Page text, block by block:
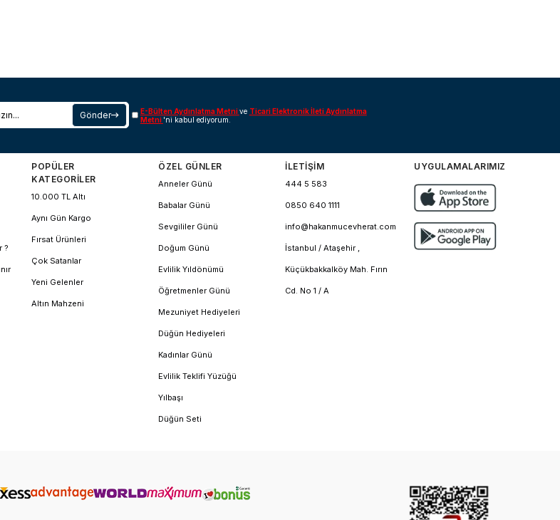
Gönder E-Bülten Aydınlatma Metnive Ticari Elektronik İleti Aydınlatma
Metni 'ni kabul ediyorum.
?
POPÜLER
KATEGORİLER
10.000 TL Altı
Aynı Gün Kargo
Fırsat Ürünleri
Çok Satanlar
Yeni Gelenler
Altın Mahzeni
ÖZEL GÜNLER
Anneler Günü
Babalar Günü
Sevgililer Günü
Doğum Günü
Evlilik Yıldönümü
Öğretmenler Günü
Mezuniyet Hediyeleri
Düğün Hediyeleri
Kadınlar Günü
Evlilik Teklifi Yüzüğü
Yılbaşı
Düğün Seti
İLETİŞİM
444 5 583
0850 640 1111
info@hakanmucevherat.com
İstanbul / Ataşehir ,
Küçükbakkalköy Mah. Fırın
Cd. No 1 / A
UYGULAMALARIMIZ